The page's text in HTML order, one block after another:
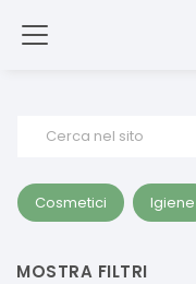
Cerca nel sito
Cosmetici Igiene
MOSTRA FILTRI